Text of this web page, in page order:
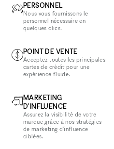
PERSONNEL
Nous vous fournissons le
personnel nécessaire en
quelques clics.
POINT DE VENTE
Acceptez toutes les principales
cartes de crédit pour une
expérience fluide.
MARKETING
D'INFLUENCE
Assurez la visibilité de votre
marque grâce à nos stratégies
de marketing d'influence
ciblées.